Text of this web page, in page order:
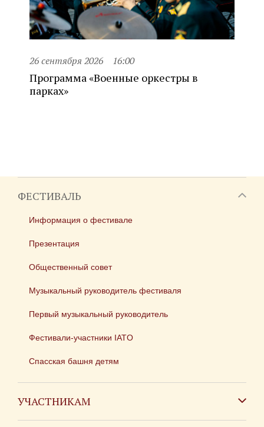
26 сентября 2026 16:00
Программа «Военные оркестры в
парках»
ФЕСТИВАЛЬ
Информация о фестивале
Презентация
Общественный совет
Музыкальный руководитель фестиваля
Первый музыкальный руководитель
Фестивали-участники IATO
Спасская башня детям
УЧАСТНИКАМ